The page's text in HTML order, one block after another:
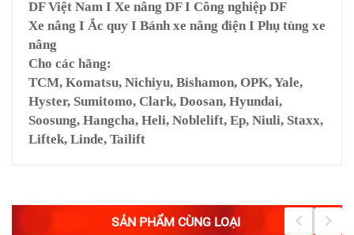
DF Việt Nam I Xe nâng DF I Công nghiệp DF
Xe nâng I Ắc quy I Bánh xe nâng điện I Phụ tùng xe
nâng
Cho các hãng:
TCM, Komatsu, Nichiyu, Bishamon, OPK, Yale,
Hyster, Sumitomo, Clark, Doosan, Hyundai,
Soosung, Hangcha, Heli, Noblelift, Ep, Niuli, Staxx,
Liftek, Linde, Tailift
SẢN PHẨM CÙNG LOẠI